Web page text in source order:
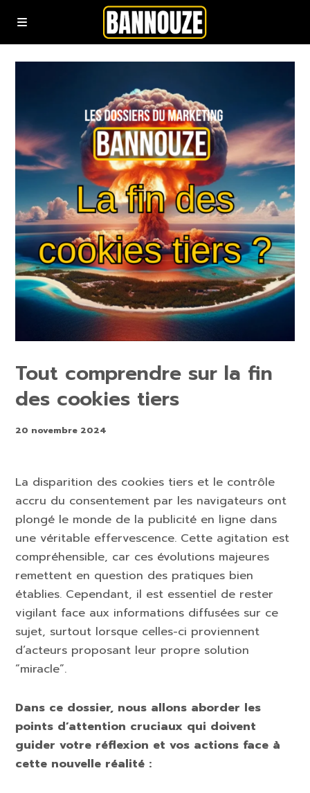
Podcasts
Rejoindre la communauté bannouze (Newsletter)
Nous contacter
Tout comprendre sur la fin
des cookies tiers
20 novembre 2024
La disparition des cookies tiers et le contrôle
accru du consentement par les navigateurs ont
plongé le monde de la publicité en ligne dans
une véritable effervescence. Cette agitation est
compréhensible, car ces évolutions majeures
remettent en question des pratiques bien
établies. Cependant, il est essentiel de rester
vigilant face aux informations diffusées sur ce
sujet, surtout lorsque celles-ci proviennent
d’acteurs proposant leur propre solution
“miracle”.
Dans ce dossier, nous allons aborder les
points d’attention cruciaux qui doivent
guider votre réflexion et vos actions face à
cette nouvelle réalité :